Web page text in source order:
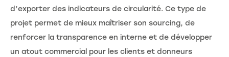
d’exporter des indicateurs de circularité. Ce type de
projet permet de mieux maîtriser son sourcing, de
renforcer la transparence en interne et de développer
un atout commercial pour les clients et donneurs